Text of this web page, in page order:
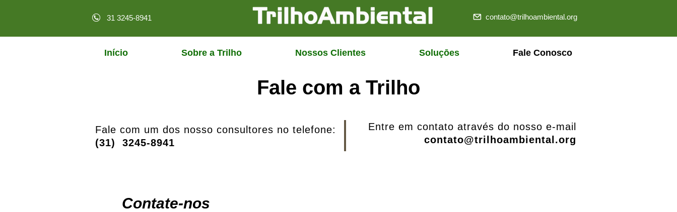
31 3245-8941 contato@trilhoambiental.org
Início Sobre a Trilho Nossos Clientes Soluçōes Fale Conosco
Fale com a Trilho
Fale com um dos nosso consultores no telefone:
(31) 3245-8941
Entre em contato através do nosso e-mail
contato@trilhoambiental.org
Contate-nos